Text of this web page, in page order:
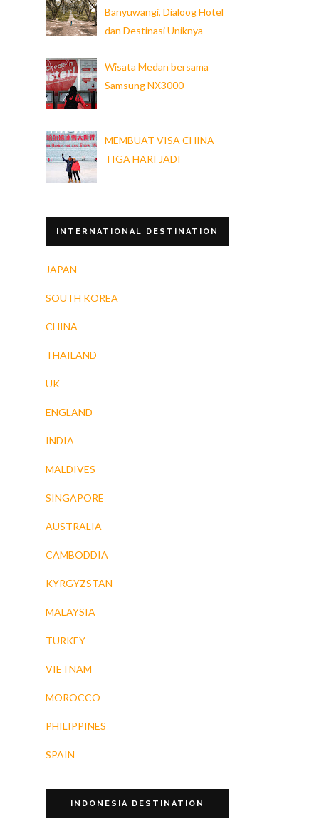
Banyuwangi, Dialoog Hotel
dan Destinasi Uniknya
Wisata Medan bersama
Samsung NX3000
MEMBUAT VISA CHINA
TIGA HARI JADI
INTERNATIONAL DESTINATION
JAPAN
SOUTH KOREA
CHINA
THAILAND
UK
ENGLAND
INDIA
MALDIVES
SINGAPORE
AUSTRALIA
CAMBODDIA
KYRGYZSTAN
MALAYSIA
TURKEY
VIETNAM
MOROCCO
PHILIPPINES
SPAIN
INDONESIA DESTINATION